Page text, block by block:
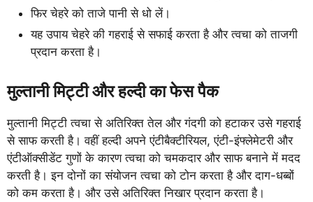
फिर चेहरे को ताजे पानी से धो लें।
यह उपाय चेहरे की गहराई से सफाई करता है और त्वचा को ताजगी
प्रदान करता है।
मुल्तानी मिट्टी और हल्दी का फेस पैक
मुल्तानी मिट्टी त्वचा से अतिरिक्त तेल और गंदगी को हटाकर उसे गहराई
से साफ करती है। वहीं हल्दी अपने एंटीबैक्टीरियल, एंटी-इंफ्लेमेटरी और
एंटीऑक्सीडेंट गुणों के कारण त्वचा को चमकदार और साफ बनाने में मदद
करती है। इन दोनों का संयोजन त्वचा को टोन करता है और दाग-धब्बों
को कम करता है। और उसे अतिरिक्त निखार प्रदान करता है।